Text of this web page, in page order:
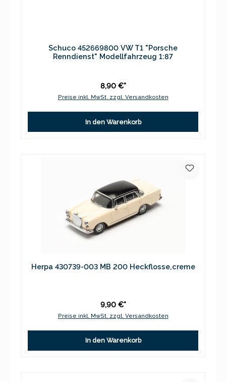
Schuco 452669800 VW T1 "Porsche
Renndienst" Modellfahrzeug 1:87
8,90 €*
Preise inkl. MwSt. zzgl. Versandkosten
In den Warenkorb
Herpa 430739-003 MB 200 Heckflosse,creme
9,90 €*
Preise inkl. MwSt. zzgl. Versandkosten
In den Warenkorb